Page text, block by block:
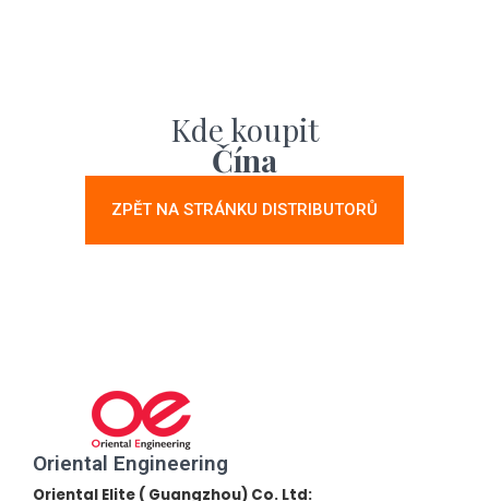
Kde koupit
Čína
ZPĚT NA STRÁNKU DISTRIBUTORŮ
Oriental Engineering
Oriental Elite ( Guangzhou) Co. Ltd: